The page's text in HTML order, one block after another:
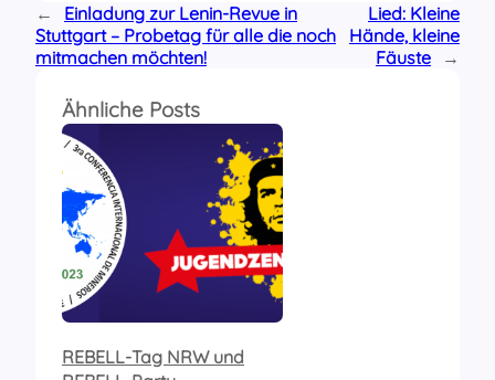
←
Einladung zur Lenin-Revue in
Stuttgart – Probetag für alle die noch
mitmachen möchten!
Lied: Kleine
Hände, kleine
Fäuste
→
Ähnliche Posts
REBELL-Tag NRW und